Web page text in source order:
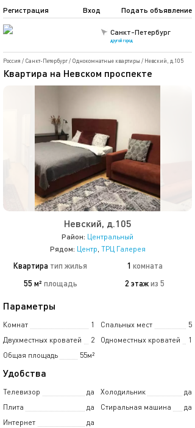
Санкт-Петербург
другой город
Подать объявление
Регистрация Вход
Россия / Санкт-Петербург/ Однокомнатные квартиры / Невский, д.105
Квартира на Невском проспекте
Невский, д.105
Район: Центральный
Рядом: Центр, ТРЦ Галерея
Квартира тип жилья 1 комната
55 м² площадь 2 этажиз 5
Параметры
Комнат 1 Спальных мест
5
Двухместных кроватей
2 Одноместных кроватей
1
Общая площадь
55м²
Удобства
Телевизор да Холодильник
да
Плита
да Стиральная машина
да
Интернет
да